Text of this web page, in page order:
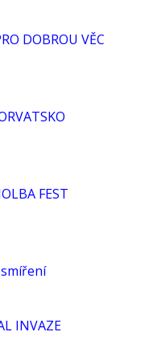
DOBROU VĚC
FEST
INVAZE